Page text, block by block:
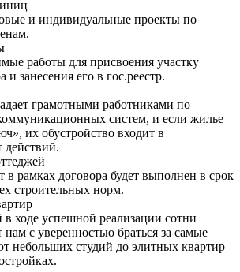
и индивидуальные проекты по
работы для присвоения участку
и занесения его в гос.реестр.
грамотными работниками по
систем, и если жилье
их обустройство входит в
в рамках договора будет выполнен в срок
строительных норм.
ходе успешной реализации сотни
нам с уверенностью браться за самые
небольших студий до элитных квартир